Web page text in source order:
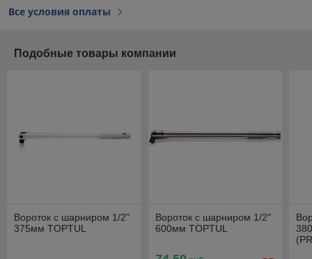
Все условия оплаты
Подобные товары компании
Вороток с шарниром 1/2"
375мм TOPTUL
Вороток с шарниром 1/2"
600мм TOPTUL